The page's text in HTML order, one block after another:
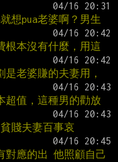
想pua老婆啊？男生
根本沒有什麼，用這
老婆賺的夫妻用，
超值，這種男的勸放
賤夫妻百事哀
對應的出 他照顧自己